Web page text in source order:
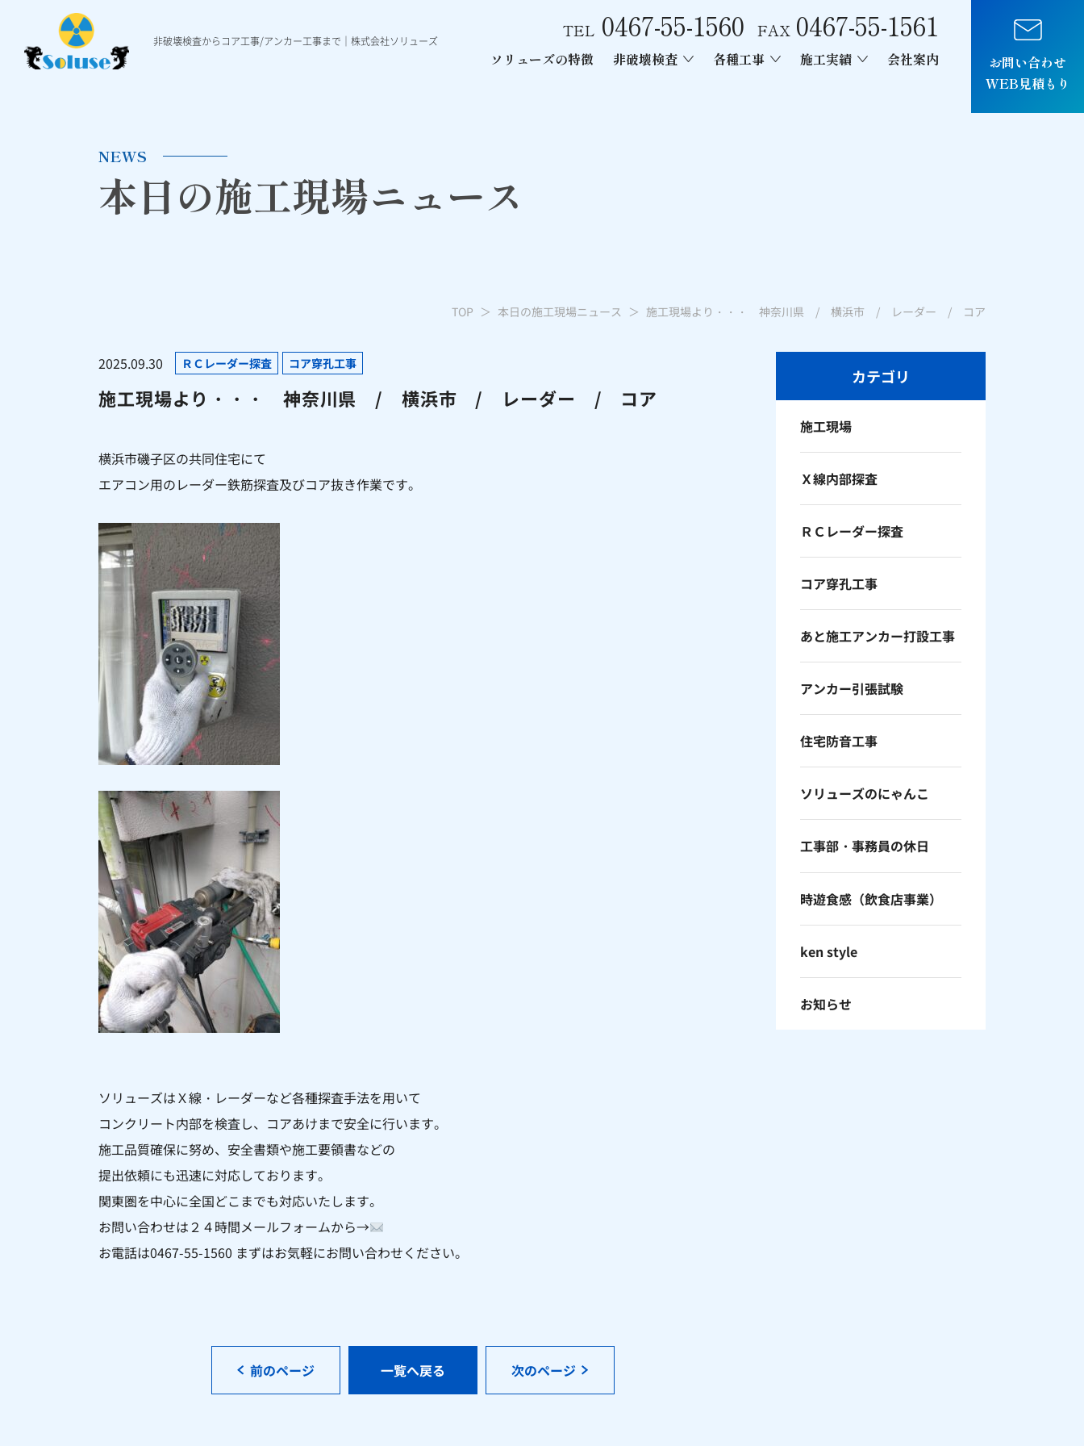
非破壊検査からコア工事/アンカー工事まで｜株式会社ソリューズ
TEL 0467-55-1560 FAX 0467-55-1561
ソリューズの特徴 非破壊検査 各種工事 施工実績 会社案内
お問い合わせ
WEB見積もり
NEWS
本日の施工現場ニュース
TOP 本日の施工現場ニュース 施工現場より・・・ 神奈川県 / 横浜市 / レーダー / コア
カテゴリ
施工現場
Ｘ線内部探査
ＲＣレーダー探査
コア穿孔工事
あと施工アンカー打設工事
アンカー引張試験
住宅防音工事
ソリューズのにゃんこ
工事部・事務員の休日
時遊食感（飲食店事業）
ken style
お知らせ
2025.09.30 ＲＣレーダー探査 コア穿孔工事
施工現場より・・・ 神奈川県 / 横浜市 / レーダー / コア
横浜市磯子区の共同住宅にて
エアコン用のレーダー鉄筋探査及びコア抜き作業です。
ソリューズはＸ線・レーダーなど各種探査手法を用いて
コンクリート内部を検査し、コアあけまで安全に行います。
施工品質確保に努め、安全書類や施工要領書などの
提出依頼にも迅速に対応しております。
関東圏を中心に全国どこまでも対応いたします。
お問い合わせは２４時間メールフォームから→
お電話は0467-55-1560 まずはお気軽にお問い合わせください。
前のページ 一覧へ戻る 次のページ